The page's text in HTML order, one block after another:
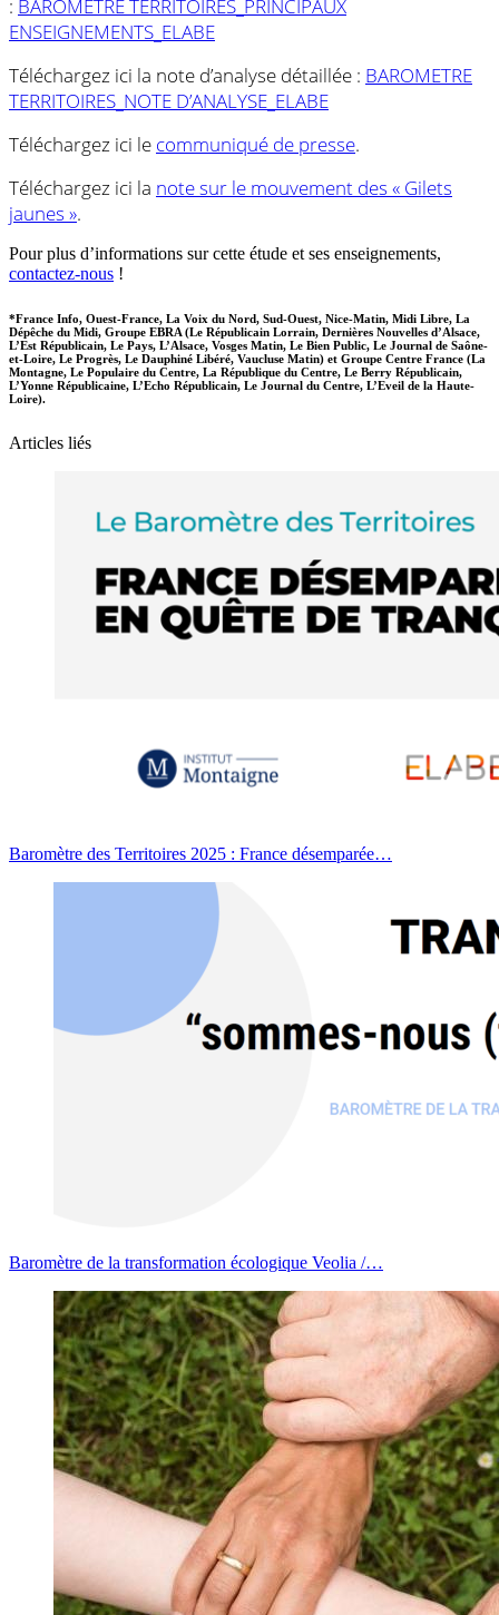
: BAROMETRE TERRITOIRES_PRINCIPAUX
ENSEIGNEMENTS_ELABE
Téléchargez ici la note d’analyse détaillée : BAROMETRE
TERRITOIRES_NOTE D’ANALYSE_ELABE
Téléchargez ici le communiqué de presse.
Téléchargez ici la note sur le mouvement des « Gilets
jaunes ».
Pour plus d’informations sur cette étude et ses enseignements,
contactez-nous !
*France Info, Ouest-France, La Voix du Nord, Sud-Ouest, Nice-Matin, Midi Libre, La
Dépêche du Midi, Groupe EBRA (Le Républicain Lorrain, Dernières Nouvelles d’Alsace,
L’Est Républicain, Le Pays, L’Alsace, Vosges Matin, Le Bien Public, Le Journal de Saône-
et-Loire, Le Progrès, Le Dauphiné Libéré, Vaucluse Matin) et Groupe Centre France (La
Montagne, Le Populaire du Centre, La République du Centre, Le Berry Républicain,
L’Yonne Républicaine, L’Echo Républicain, Le Journal du Centre, L’Eveil de la Haute-
Loire).
Articles liés
Baromètre des Territoires 2025 : France désemparée…
Baromètre de la transformation écologique Veolia /…